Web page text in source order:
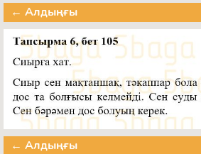
← Алдыңғы
← Алдыңғы